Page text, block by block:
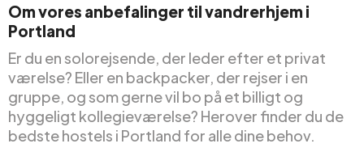
Om vores anbefalinger til vandrerhjem i
Portland
Er du en solorejsende, der leder efter et privat
værelse? Eller en backpacker, der rejser i en
gruppe, og som gerne vil bo på et billigt og
hyggeligt kollegieværelse? Herover finder du de
bedste hostels i Portland for alle dine behov.